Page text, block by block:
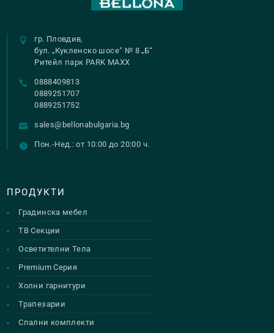
гр. Пловдив,
бул. „Кукленско шосе“ № 8 „Б“
Ритейл парк PARK MAXX
0888409813
0889251707
0889251752
sales@bellonabulgaria.bg
Пон.-Нед.: от 10:00 до 20:00 ч.
ПРОДУКТИ
Градинска мебел
ТВ Секции
Осветителни Тела
Premium Серия
Холни гарнитури
Трапезарии
Спални комплекти